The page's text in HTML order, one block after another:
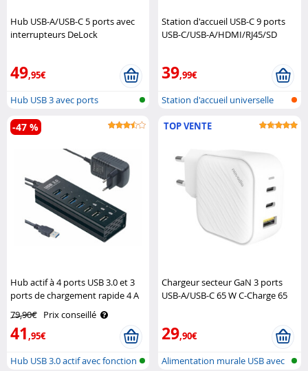
Hub USB-A/USB-C 5 ports avec
interrupteurs DeLock
49,95€
Hub USB 3 avec ports
commutables in..
Station d'accueil USB-C 9 ports
USB-C/USB-A/HDMI/RJ45/SD
39,99€
Station d'accueil universelle
Hub actif à 4 ports USB 3.0 et 3
ports de chargement rapide 4 A
79,90€ Prix conseillé
41,95€
-47 %
Hub USB 3.0 actif avec fonction
TOP VENTE
Chargeur secteur GaN 3 ports
USB-A/USB-C 65 W C-Charge 65
29,90€
Alimentation murale USB avec